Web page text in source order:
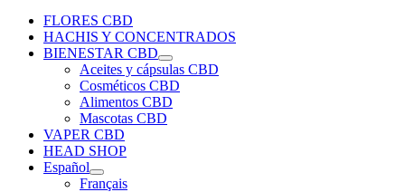
FLORES CBD
HACHIS Y CONCENTRADOS
BIENESTAR CBD
Aceites y cápsulas CBD
Cosméticos CBD
Alimentos CBD
Mascotas CBD
VAPER CBD
HEAD SHOP
Español
Français